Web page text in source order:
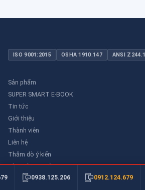
ISO 9001:2015 OSHA 1910.147 ANSI Z244.1
Sản phẩm
SUPER SMART E-BOOK
Tin tức
Giới thiệu
Thành viên
Liên hệ
Thăm dò ý kiến
Thư viên an toàn
0938.125.206 0912.124.679